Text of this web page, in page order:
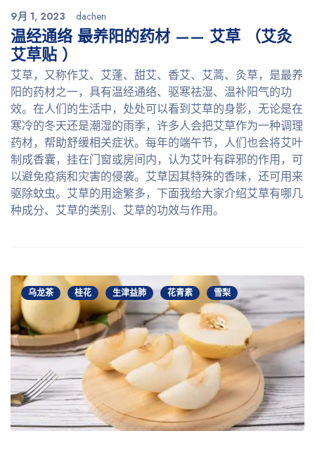
9月 1, 2023 dachen
温经通络 最养阳的药材 —— 艾草 （艾灸
艾草贴 ）
艾草，又称作艾、艾蓬、甜艾、香艾、艾蒿、灸草，是最养
阳的药材之一，具有温经通络、驱寒祛湿、温补阳气的功
效。在人们的生活中，处处可以看到艾草的身影，无论是在
寒冷的冬天还是潮湿的雨季，许多人会把艾草作为一种调理
药材，帮助舒缓相关症状。每年的端午节，人们也会将艾叶
制成香囊，挂在门窗或房间内，认为艾叶有辟邪的作用，可
以避免疫病和灾害的侵袭。艾草因其特殊的香味，还可用来
驱除蚊虫。艾草的用途繁多，下面我给大家介绍艾草有哪几
种成分、艾草的类别、艾草的功效与作用。
乌龙茶 桂花 生津益肺 花青素 雪梨